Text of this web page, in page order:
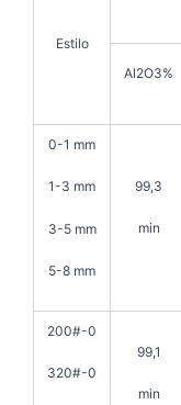
Estilo
Al2O3%
0-1 mm
1-3 mm
3-5 mm
5-8 mm
99,3
min
200#-0
320#-0
99,1
min